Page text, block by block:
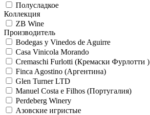
Полусладкое
Коллекция
ZB Wine
Производитель
Bodegas y Vinedos de Aguirre
Casa Vinicola Morando
Cremaschi Furlotti (Кремаски Фурлотти )
Finca Agostino (Аргентина)
Glen Turner LTD
Manuel Costa e Filhos (Португалия)
Perdeberg Winery
Азовские игристые